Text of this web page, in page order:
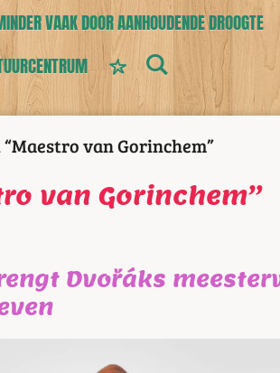
VAAK DOOR AANHOUDENDE DROOGTE
van Gorinchem”
van Gorinchem”
Dvořáks